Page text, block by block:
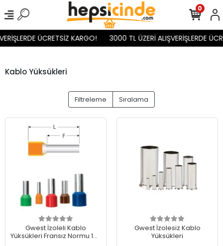
ÜCRETSİZ KARGO! 3000 TL ÜZERİ ALIŞVERİŞLERDE
0
Kablo Yüksükleri
Filtreleme Sıralama
Gwest İzoleli Kablo
Yüksükleri Fransız Normu 100
Gwest İzolesiz Kablo
Yüksükleri